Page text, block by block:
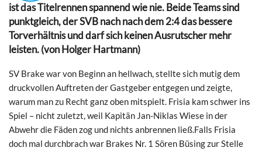
ist das Titelrennen spannend wie nie. Beide Teams sind
punktgleich, der SVB nach nach dem 2:4 das bessere
Torverhältnis und darf sich keinen Ausrutscher mehr
leisten. (von Holger Hartmann)
SV Brake war von Beginn an hellwach, stellte sich mutig dem
druckvollen Auftreten der Gastgeber entgegen und zeigte,
warum man zu Recht ganz oben mitspielt. Frisia kam schwer ins
Spiel – nicht zuletzt, weil Kapitän Jan-Niklas Wiese in der
Abwehr die Fäden zog und nichts anbrennen ließ.Falls Frisia
doch mal durchbrach war Brakes Nr. 1 Sören Büsing zur Stelle